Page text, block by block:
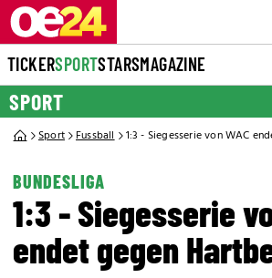
TICKERSPORTSTARSMAGAZINE
SPORT
Sport Fussball 1:3 - Siegesserie von WAC
BUNDESLIGA
1:3 - Siegesserie
endet gegen